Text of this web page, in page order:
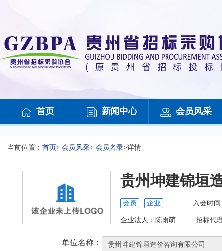
首页 新闻中心 会员风采
当前位置： 首页> 会员风采> 会员名录>详情
贵州坤建锦垣
会员 企业 入会时间
企业法人： 陈雨萌 招标代
单位名称：